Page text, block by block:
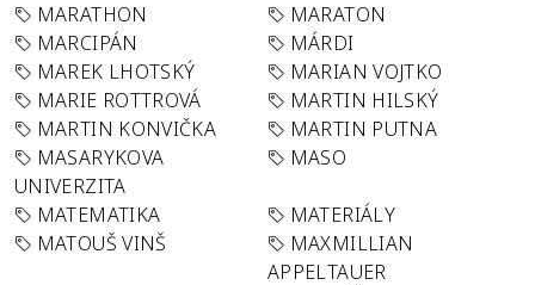
MARATHON
MARATON
MARCIPÁN
MÁRDI
MAREK LHOTSKÝ
MARIAN VOJTKO
MARIE ROTTROVÁ
MARTIN HILSKÝ
MARTIN KONVIČKA
MARTIN PUTNA
MASARYKOVA
UNIVERZITA
MASO
MATEMATIKA
MATERIÁLY
MATOUŠ VINŠ
MAXMILLIAN
APPELTAUER